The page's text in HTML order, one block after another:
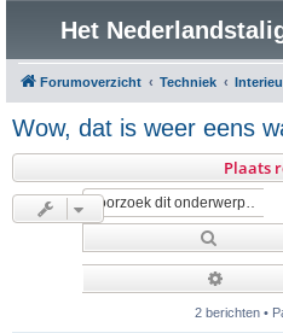
Het
Forumoverzicht Techniek
Wow, dat is weer eens
Plaats
2 berichten •